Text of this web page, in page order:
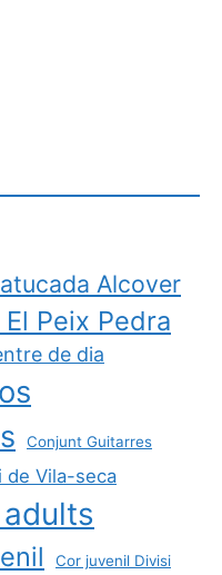
Alcover
Peix Pedra
de dia
Conjunt Guitarres
de Vila-seca
Cor juvenil Divisi